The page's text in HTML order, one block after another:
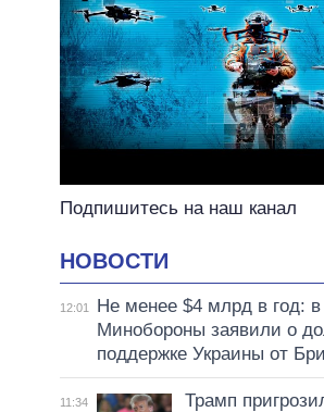
Подпишитесь на наш канал
НОВОСТИ
12:01
Не менее $4 млрд в год: в
Минобороны заявили о
поддержке Украины от
11:34
Трамп